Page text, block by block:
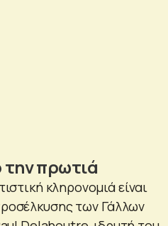
πρωτιά
κληρονομιά είναι
των Γάλλων